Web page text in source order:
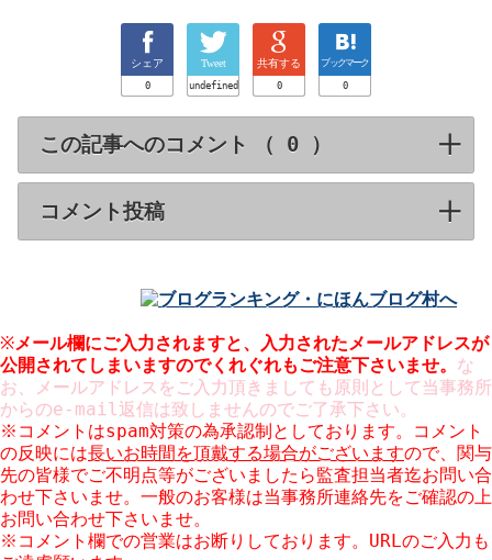
シェア
0
Tweet
undefined
共有する
0
ブックマーク
0
この記事へのコメント （ ） click to
コメント投稿click to expand contents
※メール欄にご入力されますと、入力された メールアドレスが
公開 されてしまいますのでくれぐれもご注意下さいませ。 な
お、メールアドレスをご入力頂きましても原則として当事務所
からのe-mail返信は致しませんのでご了承下さい。
※コメントはspam対策の為承認制としております。コメント
の反映には長いお時間を頂戴する場合がございますので、関与
先の皆様でご不明点等がございましたら監査担当者迄お問い合
わせ下さいませ。一般のお客様は当事務所連絡先をご確認の上
お問い合わせ下さいませ。
※コメント欄での営業はお断りしております。URLのご入力も